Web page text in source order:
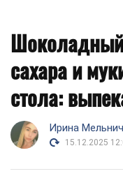
Шоколадный
сахара и
стола:
Ирина
15.12.2025